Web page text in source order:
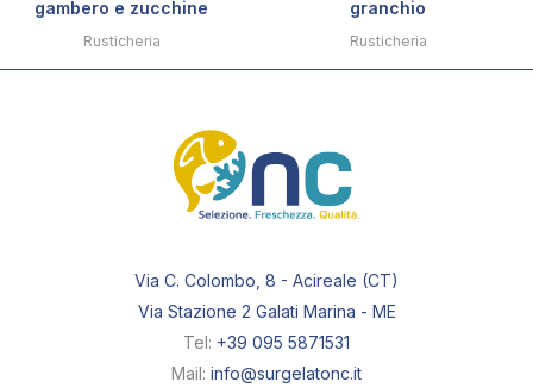
gambero e zucchine
Rusticheria
granchio
Rusticheria
Via C. Colombo, 8 - Acireale (CT)
Via Stazione 2 Galati Marina - ME
Tel: +39 095 5871531
Mail: info@surgelatonc.it